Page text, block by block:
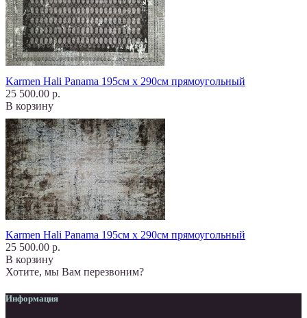
Karmen Hali Panama 195см х 290см прямоугольный
25 500.00 р.
В корзину
Karmen Hali Panama 195см х 290см прямоугольный
25 500.00 р.
В корзину
Хотите, мы Вам перезвоним?
Информация